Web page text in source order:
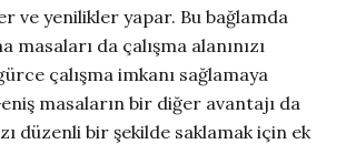
ve yenilikler yapar. Bu bağlamda
masaları da çalışma alanınızı
çalışma imkanı sağlamaya
masaların bir diğer avantajı da
düzenli bir şekilde saklamak için ek